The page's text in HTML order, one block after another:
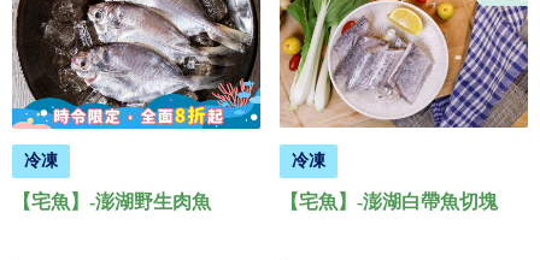
冷凍
【宅魚】-澎湖野生肉魚
冷凍
【宅魚】-澎湖白帶魚切塊